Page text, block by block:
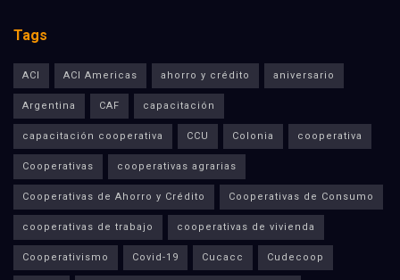
Tags
ACI ACI Americas ahorro y crédito aniversario
Argentina CAF capacitación
capacitación cooperativa CCU Colonia cooperativa
Cooperativas cooperativas agrarias
Cooperativas de Ahorro y Crédito Cooperativas de Consumo
cooperativas de trabajo cooperativas de vivienda
Cooperativismo Covid-19 Cucacc Cudecoop